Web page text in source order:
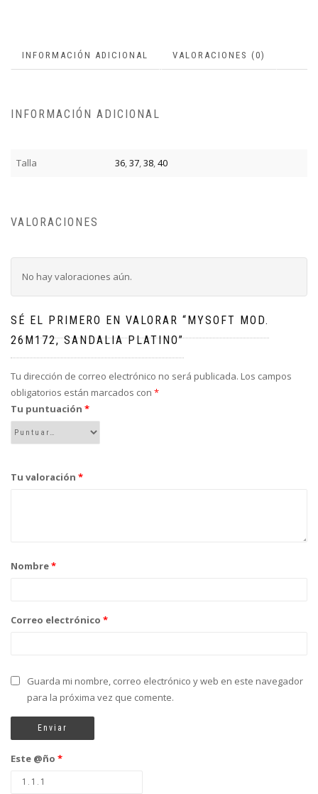
INFORMACIÓN ADICIONAL VALORACIONES (0)
INFORMACIÓN ADICIONAL
Talla 36,37,38,40
VALORACIONES
No hay valoraciones aún.
SÉ EL PRIMERO EN VALORAR “MYSOFT MOD.
26M172, SANDALIA PLATINO”
Tu dirección de correo electrónico no será publicada. Los campos
obligatorios están marcados con *
Tu puntuación *
Tu valoración *
Nombre*
Correo electrónico *
Guarda mi nombre, correo electrónico y web en este navegador
para la próxima vez que comente.
Este @ño *